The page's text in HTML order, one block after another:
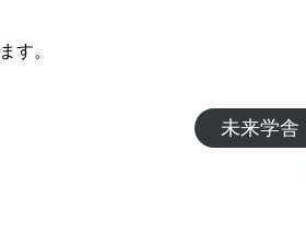
す。
未来学舎